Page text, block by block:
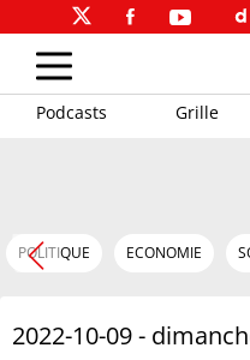
Podcasts Grille
POLITIQUE ECONOMIE
2022-10-09 -